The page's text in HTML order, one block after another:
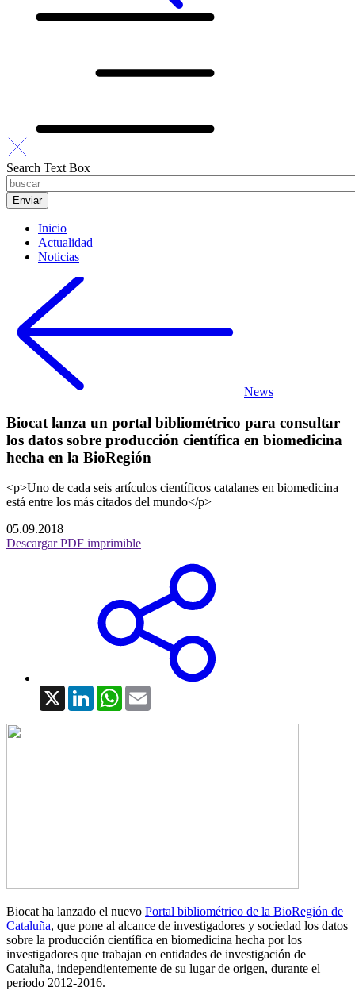
Search Text Box
Inicio
Actualidad
Noticias
News
Biocat lanza un portal bibliométrico para consultar
los datos sobre producción científica en biomedicina
hecha en la BioRegión
<p>Uno de cada seis artículos científicos catalanes en biomedicina
está entre los más citados del mundo</p>
05.09.2018
Descargar PDF imprimible
X LinkedInWhatsApp
Biocat ha lanzado el nuevo Portal bibliométrico de la BioRegión de
Cataluña, que pone al alcance de investigadores y sociedad los datos
sobre la producción científica en biomedicina hecha por los
investigadores que trabajan en entidades de investigación de
Cataluña, independientemente de su lugar de origen, durante el
periodo 2012-2016.